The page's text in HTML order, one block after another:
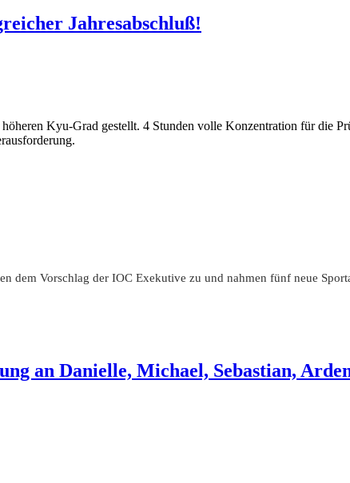
Jahresabschluß!
Kyu-Grad gestellt. 4 Stunden volle Konzentration für die
dem Vorschlag der IOC Exekutive zu und nahmen fünf neue
an Danielle, Michael, Sebastian,